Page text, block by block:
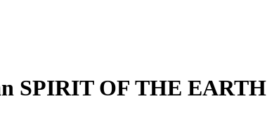
SPIRIT OF THE EARTH